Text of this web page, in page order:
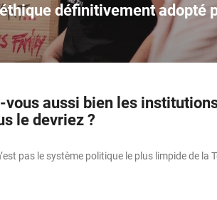
définitivement adopté
vous aussi bien les
le devriez ?
pas le système politique le plus limpide de la